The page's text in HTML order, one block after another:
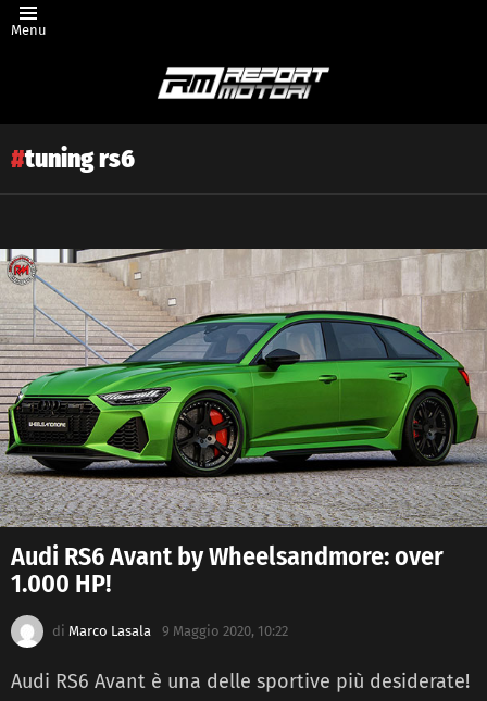
Menu
tuning rs6
Latest
story
Audi RS6 Avant by Wheelsandmore: over
1.000 HP!
di Marco Lasala 9 Maggio 2020, 10:22
Audi RS6 Avant è una delle sportive più desiderate!